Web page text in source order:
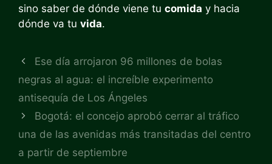
sino saber de dónde viene tu comida y hacia
dónde va tu vida.
Ese día arrojaron 96 millones de bolas
negras al agua: el increíble experimento
antisequía de Los Ángeles
Bogotá: el concejo aprobó cerrar al tráfico
una de las avenidas más transitadas del centro
a partir de septiembre